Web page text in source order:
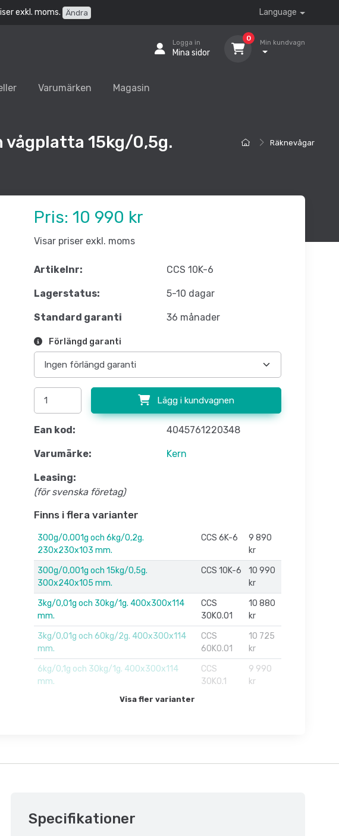
exkl. moms. Ändra Language
Logga in
Mina sidor
0
Min kundvagn
Varumärken Magasin
Räknevågar
vågplatta 15kg/0,5g.
Pris: 10 990 kr
Visar priser exkl. moms
Artikelnr: CCS 10K-6
Lagerstatus: 5-10 dagar
Standard garanti 36 månader
Förlängd garanti
Lägg i kundvagnen
Ean kod: 4045761220348
Varumärke: Kern
Leasing:
(för svenska företag)
Finns i flera varianter
300g/0,001g och 6kg/0,2g.
230x230x103 mm.
CCS 6K-6
9 890
kr
300g/0,001g och 15kg/0,5g.
300x240x105 mm.
CCS 10K-6
10 990
kr
3kg/0,01g och 30kg/1g. 400x300x114
mm.
CCS
30K0.01
10 880
kr
3kg/0,01g och 60kg/2g. 400x300x114
mm.
CCS
60K0.01
10 725
kr
6kg/0,1g och 30kg/1g. 400x300x114
mm.
CCS
30K0.1
9 990
kr
Visa fler varianter
Specifikationer